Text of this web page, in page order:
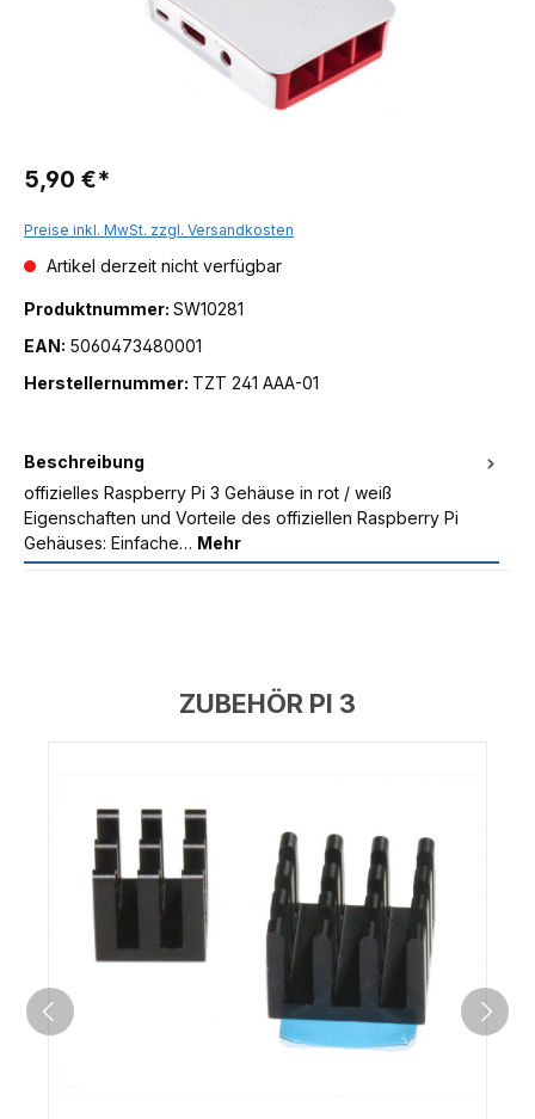
5,90 €*
Preise inkl. MwSt. zzgl. Versandkosten
Artikel derzeit nicht verfügbar
Produktnummer: SW10281
EAN: 5060473480001
Herstellernummer: TZT 241 AAA-01
Beschreibung
offizielles Raspberry Pi 3 Gehäuse in rot / weiß
Eigenschaften und Vorteile des offiziellen Raspberry Pi
Gehäuses: Einfache… Mehr
ZUBEHÖR PI 3